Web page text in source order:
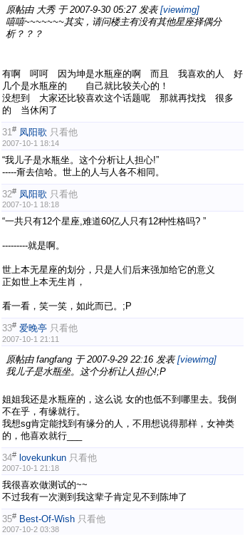
原帖由 大秀于 2007-9-30 05:27 发表 [viewimg]
嘻嘻~~~~~~~其实，请问楼主有没有其他星座择偶分
析？？？
有啊 呵呵 因为坤是水瓶座的啊 而且 我喜欢的人 好
几个是水瓶座的 自己就比较关心的！
没想到 大家还比较喜欢这个话题呢 那就再找找 很多
的 当休闲了
31# 凤阳歌 只看他
2007-10-1 18:14
“我儿子是水瓶坐。这个分析让人担心!”
-----甭去信哈。世上的人与人各不相同。
32# 凤阳歌 只看他
2007-10-1 18:18
“一共只有12个星座,难道60亿人只有12种性格吗? ”
---------就是啊。
世上本无星座的划分，只是人们后来强加给它的意义
正如世上本无生肖，
看一看，笑一笑，如此而已。;P
33# 爱晚亭 只看他
2007-10-1 21:11
原帖由 fangfang 于 2007-9-29 22:16 发表 [viewimg]
我儿子是水瓶坐。这个分析让人担心!;P
姐姐我还是水瓶座的，这么说 女的也低不到哪里去。我倒
不在乎，有缘就行。
我想sg肯定能找到有缘分的人，不用想说得那样，女神类
的，他喜欢就行___
34# lovekunkun 只看他
2007-10-1 21:18
我很喜欢做测试的~~
不过我有一次测到我这辈子肯定见不到陈坤了
35# Best-Of-Wish 只看他
2007-10-2 03:38